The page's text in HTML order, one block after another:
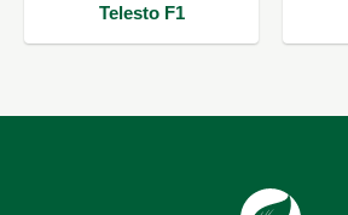
Telesto F1